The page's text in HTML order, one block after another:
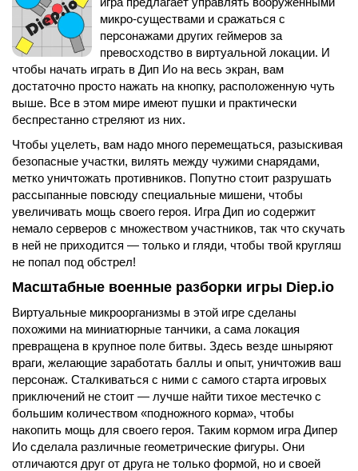
микро-существами и сражаться с
персонажами других геймеров за
превосходство в виртуальной локации. И
чтобы начать играть в Дип Ио на весь экран, вам
достаточно просто нажать на кнопку, расположенную чуть
выше. Все в этом мире имеют пушки и практически
беспрестанно стреляют из них.
Чтобы уцелеть, вам надо много перемещаться, разыскивая
безопасные участки, вилять между чужими снарядами,
метко уничтожать противников. Попутно стоит разрушать
рассыпанные повсюду специальные мишени, чтобы
увеличивать мощь своего героя. Игра Дип ио содержит
немало серверов с множеством участников, так что скучать
в ней не приходится — только и гляди, чтобы твой кругляш
не попал под обстрел!
Масштабные военные разборки игры Diep.io
Виртуальные микроорганизмы в этой игре сделаны
похожими на миниатюрные танчики, а сама локация
превращена в крупное поле битвы. Здесь везде шныряют
враги, желающие заработать баллы и опыт, уничтожив ваш
персонаж. Сталкиваться с ними с самого старта игровых
приключений не стоит — лучше найти тихое местечко с
большим количеством «подножного корма», чтобы
накопить мощь для своего героя. Таким кормом игра Дипер
Ио сделала различные геометрические фигуры. Они
отличаются друг от друга не только формой, но и своей